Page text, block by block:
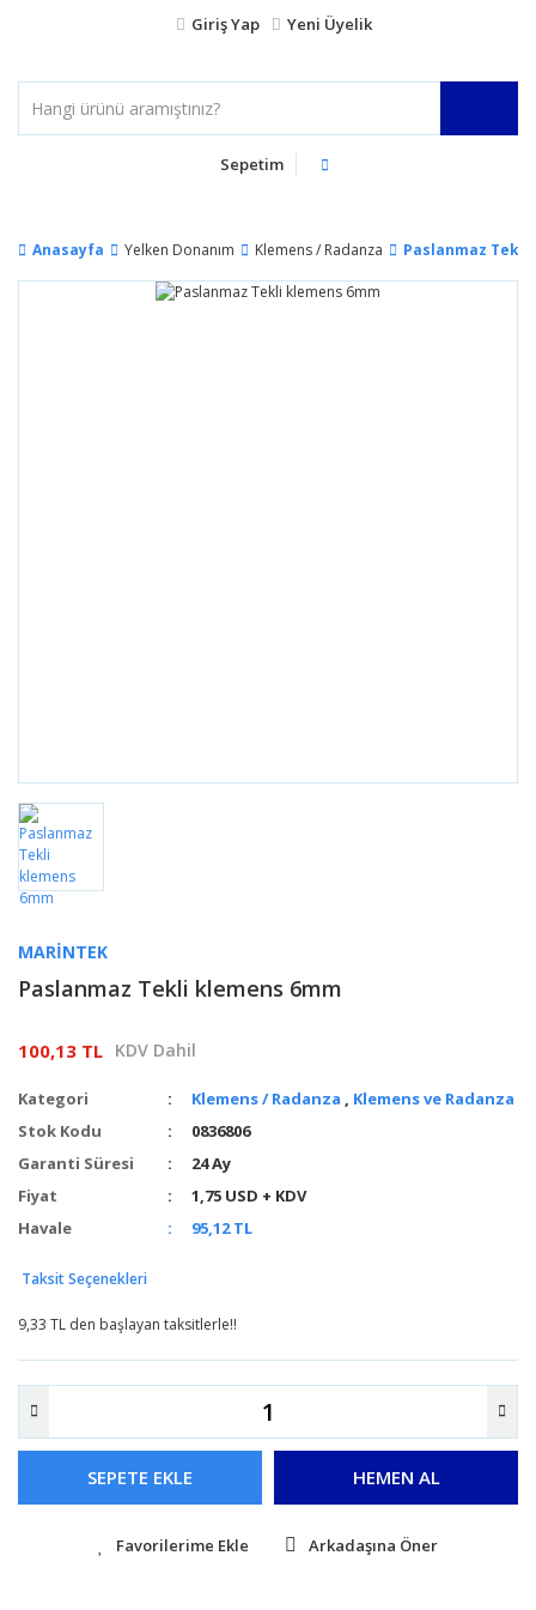
Giriş Yap Yeni Üyelik
Sepetim
Anasayfa Yelken Donanım Klemens / Radanza Paslanmaz Tekli
MARINTEK
Paslanmaz Tekli klemens 6mm
100,13 TL KDV Dahil
Kategori Klemens / Radanza , Klemens ve Radanza
Stok Kodu
0836806
Garanti Süresi
24 Ay
Fiyat
1,75 USD + KDV
Havale
95,12 TL
Taksit Seçenekleri
9,33 TL den başlayan taksitlerle!!
SEPETE EKLE HEMEN AL
Arkadaşına Öner